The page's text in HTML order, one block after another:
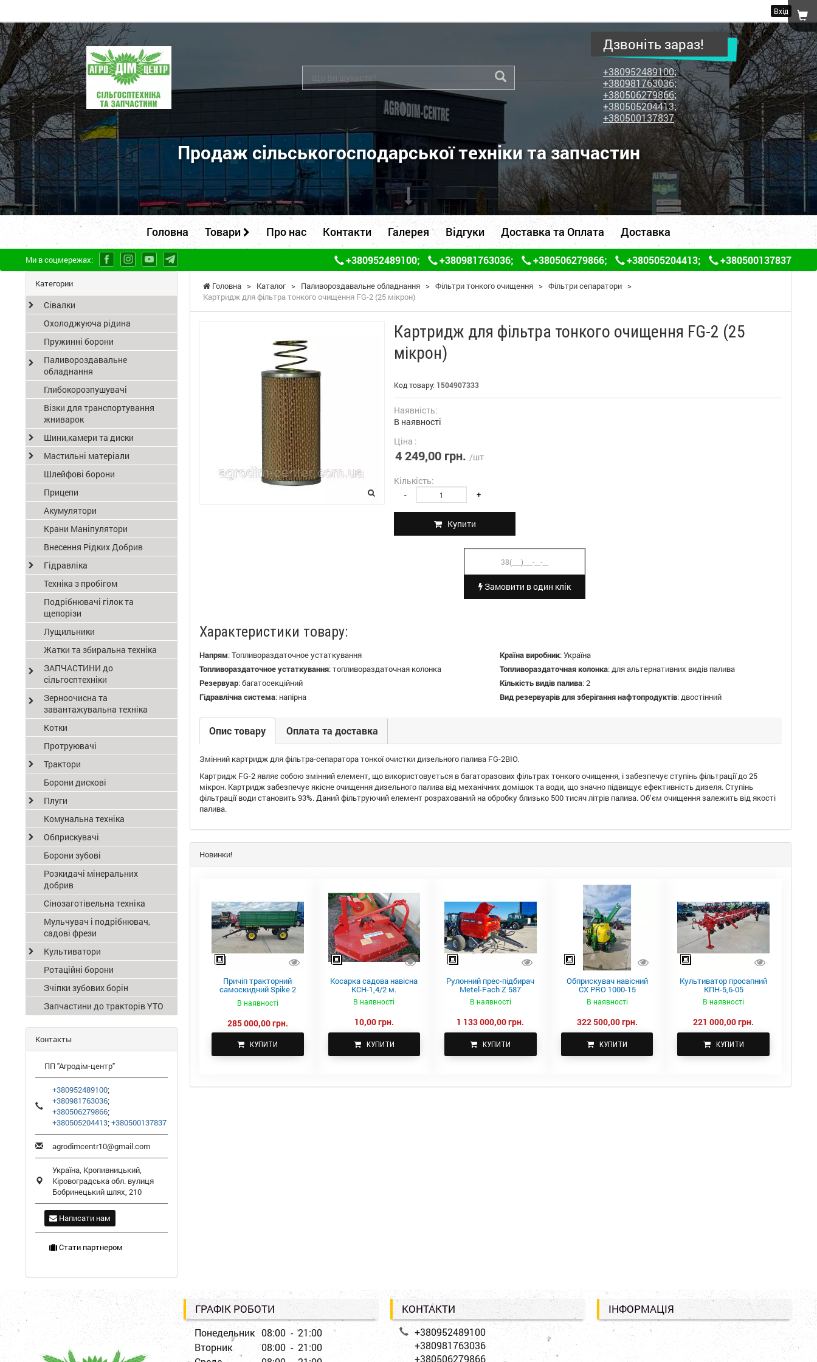
Вхід
ПП
"Агродім-
центр"
-
продаж
сільськогосподарської
техніки
та
запчастин
Дзвоніть зараз!
+380952489100;
+380981763036;
+380506279866;
+380505204413;
+380500137837
Продаж сільськогосподарської техніки та запчастин
Головна Товари Про нас Контакти Галерея Відгуки Доставка та Оплата Доставка
Ми в соцмережах: +380952489100; +380981763036; +380506279866; +380505204413; +380500137837
Головна > Каталог > Паливороздавальне обладнання > Фільтри тонкого очищення > Фільтри сепаратори >
Картридж для фільтра тонкого очищення FG-2 (25 мікрон)
Картридж для фільтра тонкого очищення FG-2 (25
мікрон)
Код товару: 1504907333
Наявність:
В наявності
Ціна :
4 249,00 грн. /шт
Кількість:
- +
Купити
Замовити в один клік
Характеристики товару:
Напрям:Топливораздаточное устаткування Країна виробник:Україна
Топливораздаточное устаткування:топливораздаточная колонка Топливораздаточная колонка:для альтернативних видів палива
Резервуар:багатосекційний Кількість видів палива:2
Гідравлічна система: напірна Вид резервуарів для зберігання нафтопродуктів:двостінний
Опис товару Оплата та доставка
Змінний картридж для фільтра-сепаратора тонкої очистки дизельного палива FG-2ВІО.
Картридж FG-2 являє собою змінний елемент, що використовується в багаторазових фільтрах тонкого очищення, і забезпечує ступінь фільтрації до 25
мікрон. Картридж забезпечує якісне очищення дизельного палива від механічних домішок та води, що значно підвищує ефективність дизеля. Ступінь
фільтрації води становить 93%. Даний фільтруючий елемент розрахований на обробку близько 500 тисяч літрів палива. Об’єм очищення залежить від якості
палива.
Новинки!
Причіп тракторний
самоскидний Spike 2
В наявності
285 000,00 грн.
КУПИТИ
Косарка садова навісна
КСН-1,4/2 м.
В наявності
10,00 грн.
КУПИТИ
Рулонний прес-підбирач
Metel-Fach Z 587
В наявності
1 133 000,00 грн.
КУПИТИ
Обприскувач навісний
CX PRO 1000-15
В наявності
322 500,00 грн.
КУПИТИ
Культиватор просапний
КПН-5,6-05
В наявності
221 000,00 грн.
КУПИТИ
Категории
Сівалки
Охолоджуюча рідина
Пружинні борони
Паливороздавальне
обладнання
Глибокорозпушувачі
Візки для транспортування
жниварок
Шини,камери та диски
Мастильні матеріали
Шлейфові борони
Прицепи
Акумулятори
Крани Маніпулятори
Внесення Рідких Добрив
Гідравліка
Техніка з пробігом
Подрібнювачі гілок та
щепорізи
Лущильники
Жатки та збиральна техніка
ЗАПЧАСТИНИ до
сільгосптехніки
Зерноочисна та
завантажувальна техніка
Котки
Протруювачі
Трактори
Борони дискові
Плуги
Комунальна техніка
Обприскувачі
Борони зубові
Розкидачі мінеральних
добрив
Сінозаготівельна техніка
Мульчувач і подрібнювач,
садові фрези
Культиватори
Ротаційні борони
Зчіпки зубових борін
Запчастини до тракторів YTO
Контакты
ПП "Агродім-центр"
+380952489100;
+380981763036;
+380506279866;
+380505204413;+380500137837
agrodimcentr10@gmail.com
Україна, Кропивницький,
Кіровоградська обл. вулиця
Бобринецький шлях, 210
Написати нам
Стати партнером
ГРАФІК РОБОТИ
Понедельник 08:00 - 21:00
Вторник
08:00 - 21:00
КОНТАКТИ
+380952489100
+380981763036
+380506279866
ІНФОРМАЦІЯ